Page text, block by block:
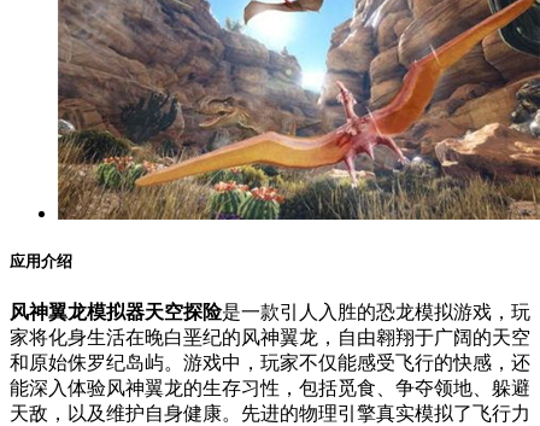
应用介绍
风神翼龙模拟器天空探险是一款引人入胜的恐龙模拟游戏，玩
家将化身生活在晚白垩纪的风神翼龙，自由翱翔于广阔的天空
和原始侏罗纪岛屿。游戏中，玩家不仅能感受飞行的快感，还
能深入体验风神翼龙的生存习性，包括觅食、争夺领地、躲避
天敌，以及维护自身健康。先进的物理引擎真实模拟了飞行力